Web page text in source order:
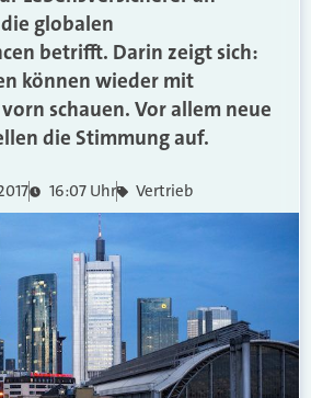
globalen
betrifft. Darin zeigt sich:
können wieder mit
schauen. Vor allem neue
die Stimmung auf.
16:07 Uhr Vertrieb